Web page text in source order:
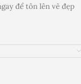
để tôn lên vẻ đẹp